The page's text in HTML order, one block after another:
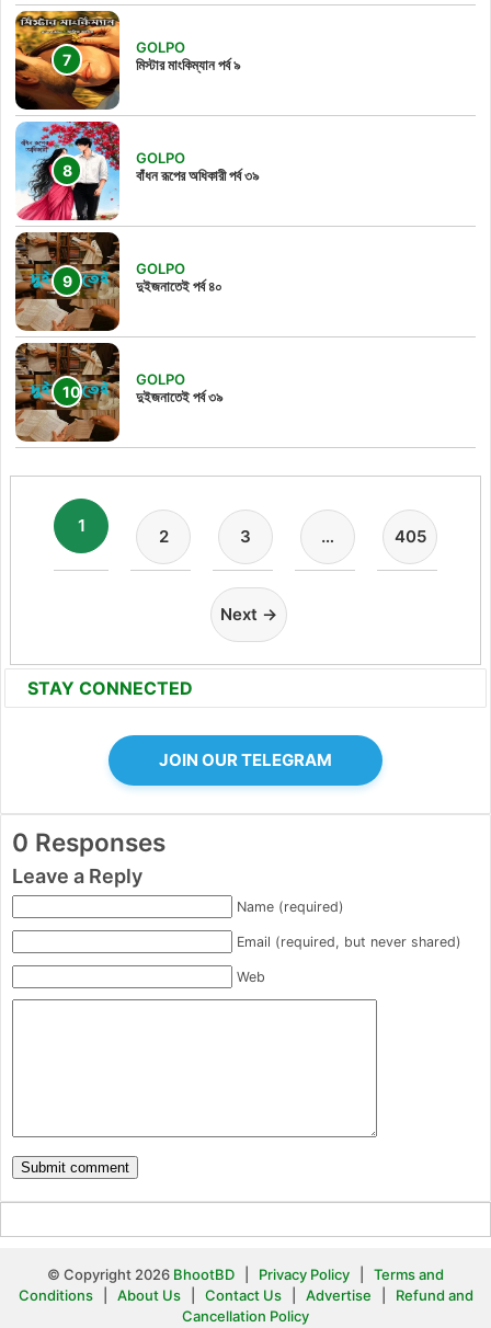
GOLPO
মিস্টার মাংকিম্যান পর্ব ৯
GOLPO
বাঁধন রূপের অধিকারী পর্ব ৩৯
GOLPO
দুইজনাতেই পর্ব ৪০
GOLPO
দুইজনাতেই পর্ব ৩৯
1
2 3 … 405
Next →
STAY CONNECTED
JOIN OUR TELEGRAM
0 Responses
Leave a Reply
Name (required)
Email (required, but never shared)
Web
© Copyright 2026 BhootBD Privacy Policy
Terms and
Conditions
About Us| Contact Us| Advertise
Refund and
Cancellation Policy